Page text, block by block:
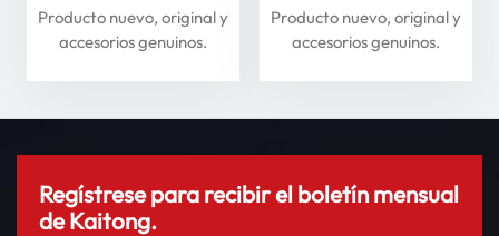
delantero y trasero para
Li Auto Serie L: mejore
Producto nuevo, original y
accesorios genuinos.
superiores para máxima
seguridad
Producto nuevo, original y
accesorios genuinos.
Regístrese para recibir el boletín mensual
de Kaitong.